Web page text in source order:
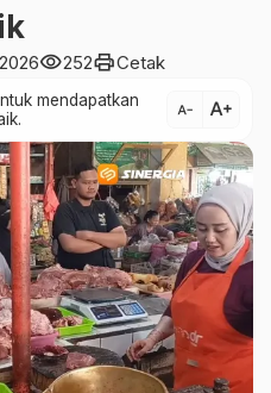
visibility252printCetak
mendapatkan
text_decrease text_increase